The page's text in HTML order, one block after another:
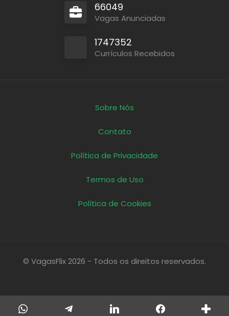
66049
Vagas Anunciadas
1747352
Currículos Recebidos
Sobre Nós
Contato
Política de Privacidade
Termos de Uso
Política de Cookies
© VagasFlix 2026 - Todos os direitos reservados.